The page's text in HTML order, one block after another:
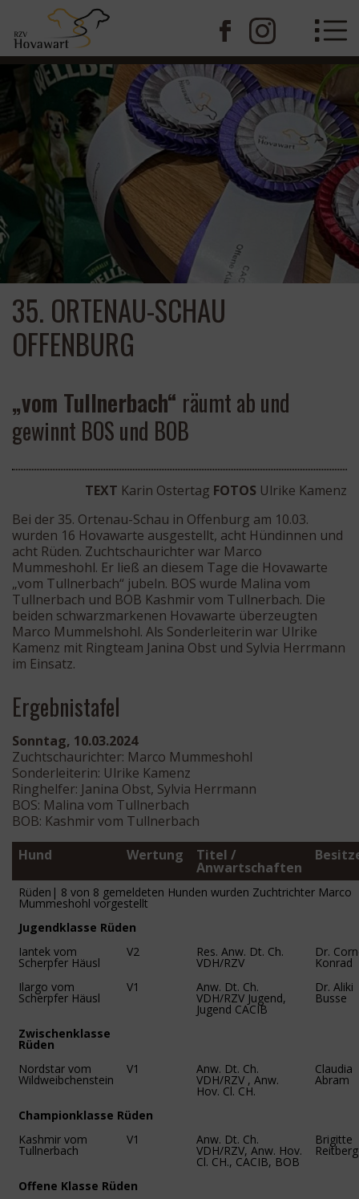
35. ORTENAU-SCHAU
OFFENBURG
„vom Tullnerbach“ räumt ab und
gewinnt BOS und BOB
TEXT Karin Ostertag FOTOS Ulrike Kamenz
Bei der 35. Ortenau-Schau in Offenburg am 10.03.
wurden 16 Hovawarte ausgestellt, acht Hündinnen und
acht Rüden. Zuchtschaurichter war Marco
Mummeshohl. Er ließ an diesem Tage die Hovawarte
„vom Tullnerbach“ jubeln. BOS wurde Malina vom
Tullnerbach und BOB Kashmir vom Tullnerbach. Die
beiden schwarzmarkenen Hovawarte überzeugten
Marco Mummelshohl. Als Sonderleiterin war Ulrike
Kamenz mit Ringteam Janina Obst und Sylvia Herrmann
im Einsatz.
Ergebnistafel
Sonntag, 10.03.2024
Zuchtschaurichter: Marco Mummeshohl
Sonderleiterin: Ulrike Kamenz
Ringhelfer: Janina Obst, Sylvia Herrmann
BOS: Malina vom Tullnerbach
BOB: Kashmir vom Tullnerbach
Hund
Wertung Titel /
Anwartschaften
Rüden| 8 von 8 gemeldeten Hunden wurden Zuchtrichter Marco
Mummeshohl vorgestellt
Jugendklasse Rüden
Iantek vom
Scherpfer Häusl
V2 Res. Anw. Dt. Ch.
VDH/RZV
Dr.
Konrad
Ilargo vom
Scherpfer Häusl
V1 Anw. Dt. Ch.
VDH/RZV Jugend,
Jugend CACIB
Dr. Aliki
Busse
Zwischenklasse
Rüden
Nordstar vom
Wildweibchenstein
V1 Anw. Dt. Ch.
VDH/RZV , Anw.
Hov. Cl. CH.
Claudia
Abram
Championklasse Rüden
Kashmir vom
Tullnerbach
V1 Anw. Dt. Ch.
VDH/RZV, Anw. Hov.
Cl. CH., CACIB, BOB
Brigitte
Offene Klasse Rüden